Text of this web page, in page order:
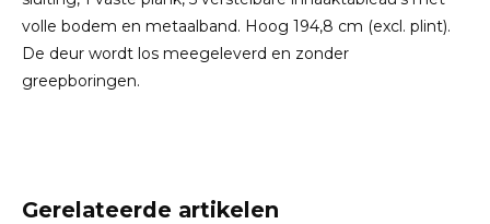
volle bodem en metaalband. Hoog 194,8 cm (excl. plint).
De deur wordt los meegeleverd en zonder
greepboringen.
Gerelateerde artikelen